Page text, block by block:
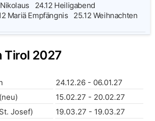
Nikolaus 24.12 Heiligabend
Mariä Empfängnis 25.12 Weihnachten
Tirol 2027
24.12.26 - 06.01.27
15.02.27 - 20.02.27
Josef)
19.03.27 - 19.03.27